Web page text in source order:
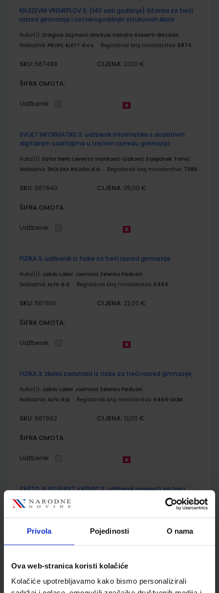
Privola Pojedinosti O nama
Ova web-stranica koristi kolačiće
Kolačiće upotrebljavamo kako bismo personalizirali
KNJIŽEVNI VREMEPLOV 3; (140 sati godišnje) čitanka za treći
razred gimnazije i četverogodišnjih strukovnih škola
Autor(i): Dragica Dujmović Markusi Sandra Rossetti-Bazdan
Nakladnik: PROFIL KLETT d.o.o. Registarski broj ministarstva: 6874
SKU: 567488 CIJENA: 21,00 €
ŠIFRA OMOTA:
Udžbenik
SVIJET INFORMATIKE 3; udžbenik informatike s dodatnim
digitalnim sadržajima u trećem razredu gimnazija
Autor(i): Šafar Đerki Leventić Ivanković-Ižaković Stjepanek Tomić
Nakladnik: ŠKOLSKA KNJIGA d.d. Registarski broj ministarstva: 7086
SKU: 567640 CIJENA: 25,00 €
ŠIFRA OMOTA:
Udžbenik
FIZIKA 3; udžbenik iz fizike za treći razred gimnazije
Autor(i): Jakov Labor Jasmina Zelenko Paduan
Nakladnik: ALFA d.d. Registarski broj ministarstva: 6494
SKU: 567661 CIJENA: 22,00 €
ŠIFRA OMOTA:
Udžbenik
FIZIKA 3; zbirka zadataka iz fizike za treći razred gimnazije
Autor(i): Jakov Labor Jasmina Zelenko Paduan
Nakladnik: ALFA d.d. Registarski broj ministarstva: 6494-DOM
SKU: 567662 CIJENA: 13,00 €
ŠIFRA OMOTA:
Udžbenik
ZAŠTO JE POVIJEST VAŽNA? 3; udžbenik povijesti za treći
razred gimnazije
SKU:
ŠIFRA OMOTA:
Udžbenik